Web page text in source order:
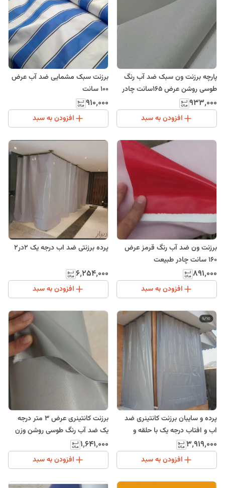
پارچه برزنت ون سبک ضد آب رنگ
طوسی روشن عرض 165سانت چادر
طبیعت
۹۳۳٬۰۰۰
افزودن به سبد
برزنت سبک مشمایی ضد آب عرض
100 سانت
۹۱۰٬۰۰۰
افزودن به سبد
برزنت ون ضد آب رنگ قرمز عرض
160 سانت چادر طبیعت
۸۹۱٬۰۰۰
افزودن به سبد
پرده برزنتی ضد اب درجه یک 2در2
۶٬۲۵۴٬۰۰۰
افزودن به سبد
پرده و سایبان برزنت کانتینری ضد
اب و افتاب درجه یک با حلقه و
دوخت
۳٬۹۱۹٬۰۰۰
افزودن به سبد
برزنت کانتینری عرض 3 متر درجه
یک ضد آب رنگ طوسی روشن وزن
بالا چادر طبیعت درمترمربع
۱٬۶۴۱٬۰۰۰
افزودن به سبد